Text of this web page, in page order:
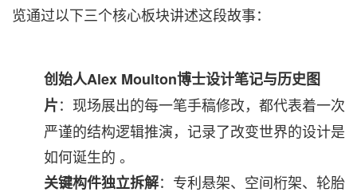
览通过以下三个核心板块讲述这段故事：
创始人Alex Moulton博士设计笔记与历史图
片：现场展出的每一笔手稿修改，都代表着一次
严谨的结构逻辑推演，记录了改变世界的设计是
如何诞生的 。
关键构件独立拆解：专利悬架、空间桁架、轮胎